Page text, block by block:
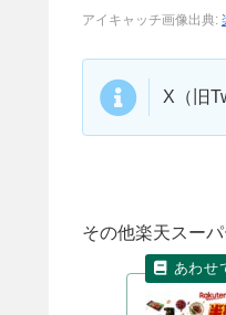
アイキャッチ画像出典:
X（旧
その他楽天スー